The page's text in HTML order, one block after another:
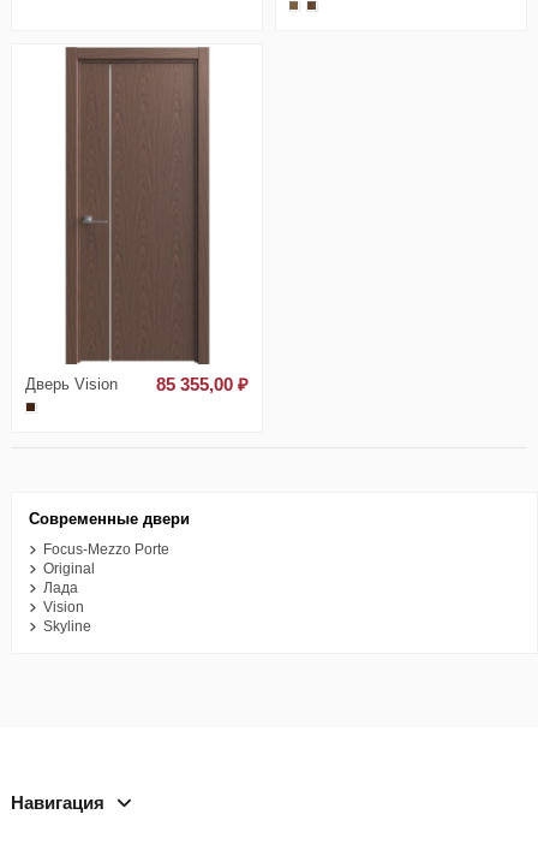
Дверь Vision 85 355,00 ₽
Современные двери
Focus-Mezzo Porte
Original
Лада
Vision
Skyline
Навигация